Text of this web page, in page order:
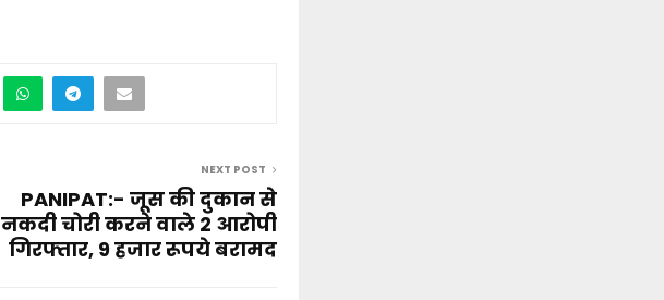
NEXT POST
PANIPAT:- जूस की दुकान से
नकदी चोरी करने वाले 2 आरोपी
गिरफ्तार, 9 हजार रूपये बरामद